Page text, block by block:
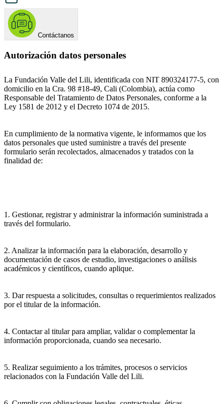
Contáctanos
Autorización datos personales
La Fundación Valle del Lili, identificada con NIT 890324177-5, con
domicilio en la Cra. 98 #18-49, Cali (Colombia), actúa como
Responsable del Tratamiento de Datos Personales, conforme a la
Ley 1581 de 2012 y el Decreto 1074 de 2015.
En cumplimiento de la normativa vigente, le informamos que los
datos personales que usted suministre a través del presente
formulario serán recolectados, almacenados y tratados con la
finalidad de:
1. Gestionar, registrar y administrar la información suministrada a
través del formulario.
2. Analizar la información para la elaboración, desarrollo y
documentación de casos de estudio, investigaciones o análisis
académicos y científicos, cuando aplique.
3. Dar respuesta a solicitudes, consultas o requerimientos realizados
por el titular de la información.
4. Contactar al titular para ampliar, validar o complementar la
información proporcionada, cuando sea necesario.
5. Realizar seguimiento a los trámites, procesos o servicios
relacionados con la Fundación Valle del Lili.